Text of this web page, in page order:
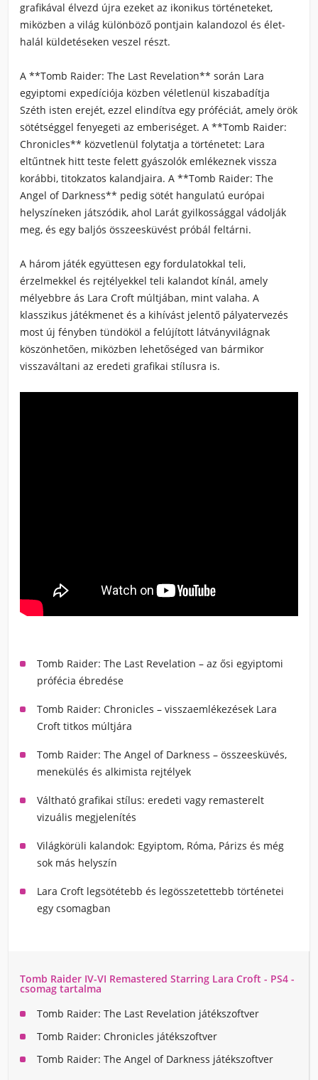
grafikával élvezd újra ezeket az ikonikus történeteket,
miközben a világ különböző pontjain kalandozol és élet-
halál küldetéseken veszel részt.
A **Tomb Raider: The Last Revelation** során Lara
egyiptomi expedíciója közben véletlenül kiszabadítja
Széth isten erejét, ezzel elindítva egy próféciát, amely örök
sötétséggel fenyegeti az emberiséget. A **Tomb Raider:
Chronicles** közvetlenül folytatja a történetet: Lara
eltűntnek hitt teste felett gyászolók emlékeznek vissza
korábbi, titokzatos kalandjaira. A **Tomb Raider: The
Angel of Darkness** pedig sötét hangulatú európai
helyszíneken játszódik, ahol Larát gyilkossággal vádolják
meg, és egy baljós összeesküvést próbál feltárni.
A három játék együttesen egy fordulatokkal teli,
érzelmekkel és rejtélyekkel teli kalandot kínál, amely
mélyebbre ás Lara Croft múltjában, mint valaha. A
klasszikus játékmenet és a kihívást jelentő pályatervezés
most új fényben tündököl a felújított látványvilágnak
köszönhetően, miközben lehetőséged van bármikor
visszaváltani az eredeti grafikai stílusra is.
Tomb Raider: The Last Revelation – az ősi egyiptomi
prófécia ébredése
Tomb Raider: Chronicles – visszaemlékezések Lara
Croft titkos múltjára
Tomb Raider: The Angel of Darkness – összeesküvés,
menekülés és alkimista rejtélyek
Váltható grafikai stílus: eredeti vagy remasterelt
vizuális megjelenítés
Világkörüli kalandok: Egyiptom, Róma, Párizs és még
sok más helyszín
Lara Croft legsötétebb és legösszetettebb történetei
egy csomagban
Tomb Raider IV-VI Remastered Starring Lara Croft - PS4 -
csomag tartalma
Tomb Raider: The Last Revelation játékszoftver
Tomb Raider: Chronicles játékszoftver
Tomb Raider: The Angel of Darkness játékszoftver